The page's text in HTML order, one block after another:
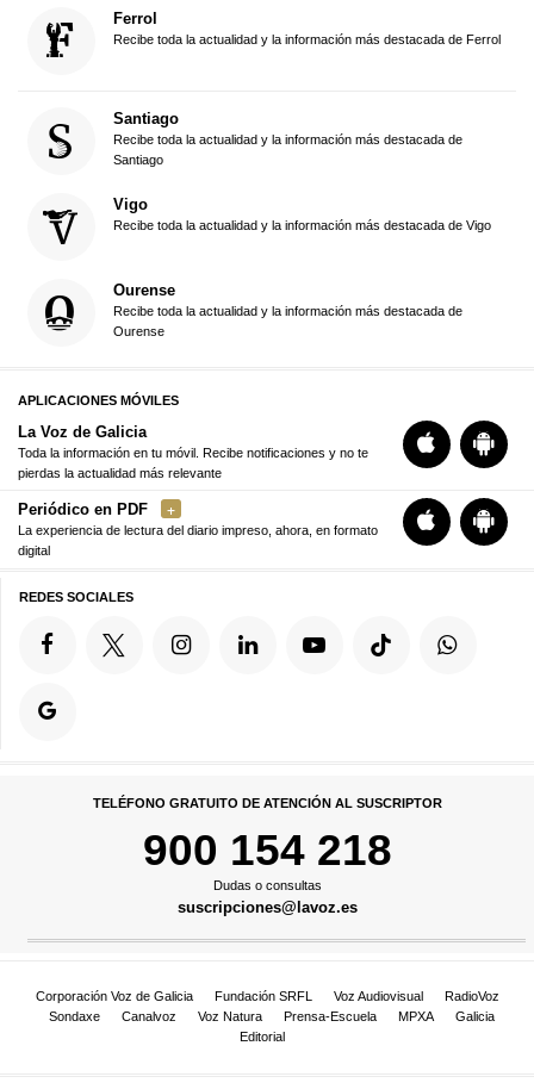
Ferrol
Recibe toda la actualidad y la información más destacada de Ferrol
Santiago
Recibe toda la actualidad y la información más destacada de
Santiago
Vigo
Recibe toda la actualidad y la información más destacada de Vigo
Ourense
Recibe toda la actualidad y la información más destacada de
Ourense
APLICACIONES MÓVILES
La Voz de Galicia
Toda la información en tu móvil. Recibe notificaciones y no te
pierdas la actualidad más relevante
Periódico en PDF
La experiencia de lectura del diario impreso, ahora, en formato
digital
REDES SOCIALES
TELÉFONO GRATUITO DE ATENCIÓN AL SUSCRIPTOR
900 154 218
Dudas o consultas
suscripciones@lavoz.es
Corporación Voz de Galicia Fundación SRFL Voz Audiovisual
RadioVoz
Sondaxe
Canalvoz Voz Natura Prensa-Escuela MPXA
Galicia
Editorial